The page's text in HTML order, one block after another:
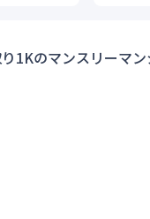
1Kのマンスリーマ